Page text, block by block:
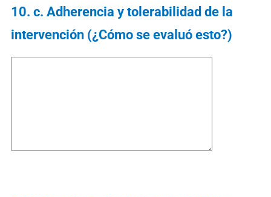
10.⁠ ⁠c. Adherencia y tolerabilidad de la
intervención (¿Cómo se evaluó esto?)